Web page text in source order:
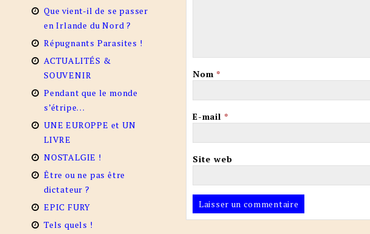
Nom*
E-mail *
Site web
Que vient-il de se passer
en Irlande du Nord ?
Répugnants Parasites !
ACTUALITÉS &
SOUVENIR
Pendant que le monde
s’étripe…
UNE EUROPPE et UN
LIVRE
NOSTALGIE !
Être ou ne pas être
dictateur ?
EPIC FURY
Tels quels !